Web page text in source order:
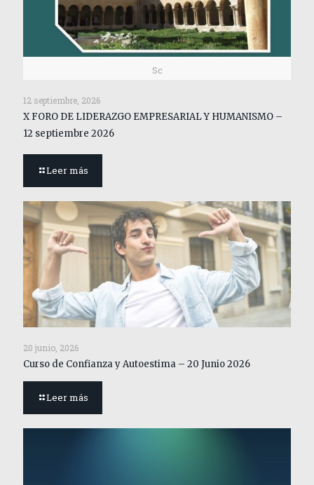
Sc
12 septiembre, 2026
X FORO DE LIDERAZGO EMPRESARIAL Y HUMANISMO –
12 septiembre 2026
Leer más
20 junio, 2026
Curso de Confianza y Autoestima – 20 Junio 2026
Leer más